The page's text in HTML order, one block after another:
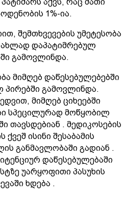
1%-ია.
შემთხვევების უმეტესობა
ახლად დაპატიმრებულ
გამოვლინდა.
მიმღებ დაწესებულებებში
პირებში გამოვლინდა.
მიმღებ ციხეებში
სპეცილურად მოწყობილ
თავსდებიან . მედიკოსების
ისინი შესაბამის
განმავლობაში გადიან .
დაწესებულებაში
უარყოფითი პასუხის
ხდება .